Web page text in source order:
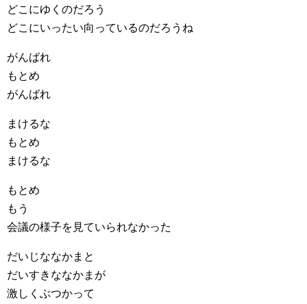
どこにゆくのだろう
どこにいったい向っているのだろうね
がんばれ
もとめ
がんばれ
まけるな
もとめ
まけるな
もとめ
もう
会議の様子を見ていられなかった
だいじななかまと
だいすきななかまが
激しくぶつかって